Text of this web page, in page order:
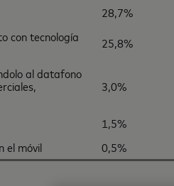
28,7%
con tecnología
25,8%
al datafono
3,0%
1,5%
el móvil
0,5%